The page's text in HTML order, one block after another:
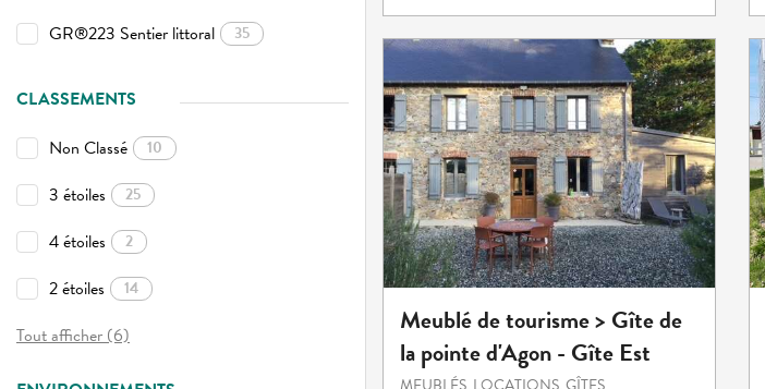
GR®223 Sentier littoral
35
CLASSEMENTS
Non Classé
10
3 étoiles 25
4 étoiles 2
2 étoiles 14
Tout afficher (6)
Meublé de tourisme > Gîte de
la pointe d'Agon - Gîte Est